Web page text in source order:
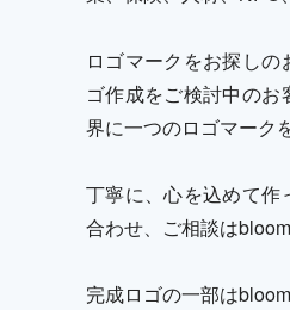
ロゴマークをお探し
ゴ作成をご検討中の
界に一つのロゴマーク
丁寧に、心を込めて作
合わせ、ご相談は
完成ロゴの一部は